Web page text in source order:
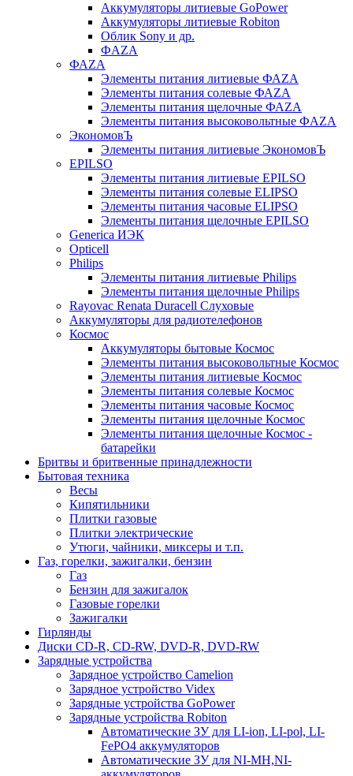
Аккумуляторы литиевые GoPower
Аккумуляторы литиевые Robiton
Облик Sony и др.
ФAZA
ФАZA
Элементы питания литиевые ФАZА
Элементы питания солевые ФАZА
Элементы питания щелочные ФАZА
Элементы питания высоковольтные ФAZA
ЭкономовЪ
Элементы питания литиевые ЭкономовЪ
EPILSO
Элементы питания литиевые EPILSO
Элементы питания солевые ELIPSO
Элементы питания часовые ELIPSO
Элементы питания щелочные EPILSO
Generica ИЭК
Opticell
Philips
Элементы питания литиевые Philips
Элементы питания щелочные Philips
Rayovac Renata Duracell Слуховые
Аккумуляторы для радиотелефонов
Космос
Аккумуляторы бытовые Космос
Элементы питания высоковольтные Космос
Элементы питания литиевые Космос
Элементы питания солевые Космос
Элементы питания часовые Космос
Элементы питания щелочные Космос
Элементы питания щелочные Космос -
батарейки
Бритвы и бритвенные принадлежности
Бытовая техника
Весы
Кипятильники
Плитки газовые
Плитки электрические
Утюги, чайники, миксеры и т.п.
Газ, горелки, зажигалки, бензин
Газ
Бензин для зажигалок
Газовые горелки
Зажигалки
Гирлянды
Диски CD-R, CD-RW, DVD-R, DVD-RW
Зарядные устройства
Зарядное устройство Camelion
Зарядное устройство Videx
Зарядные устройства GoPower
Зарядные устройства Robiton
Автоматические ЗУ для LI-ion, LI-pol, LI-
FePO4 аккумуляторов
Автоматические ЗУ для NI-MH,NI-